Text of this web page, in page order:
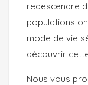
redescendre
populations
mode de vie
découvrir
Nous vous